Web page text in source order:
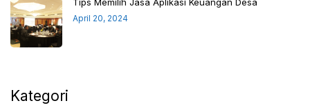
April 20, 2024
Kategori